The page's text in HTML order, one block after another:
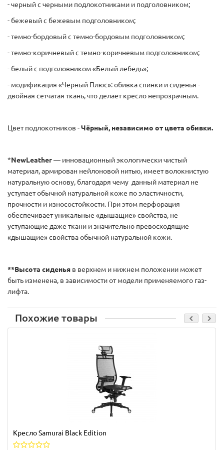
- черный с черными подлокотниками и подголовником;
- бежевый с бежевым подголовником;
- темно-бордовый с темно-бордовым подголовником;
- темно-коричневый с темно-коричневым подголовником;
- белый с подголовником «Белый лебедь»;
- модификация «Черный Плюс»: обивка спинки и сиденья -
двойная сетчатая ткань, что делает кресло непрозрачным.
Цвет подлокотников -Чёрный, независимо от цвета обивки.
*NewLeather— инновационный экологически чистый
материал, армирован нейлоновой нитью, имеет волокнистую
натуральную основу, благодаря чему данный материал не
уступает обычной натуральной коже по эластичности,
прочности и износостойкости. При этом перфорация
обеспечивает уникальные «дышащие» свойства, не
уступающие даже ткани и значительно превосходящие
«дышащие» свойства обычной натуральной кожи.
**Высота сиденья в верхнем и нижнем положении может
быть изменена, в зависимости от модели применяемого газ-
лифта.
Похожие товары
Кресло Samurai Black Edition